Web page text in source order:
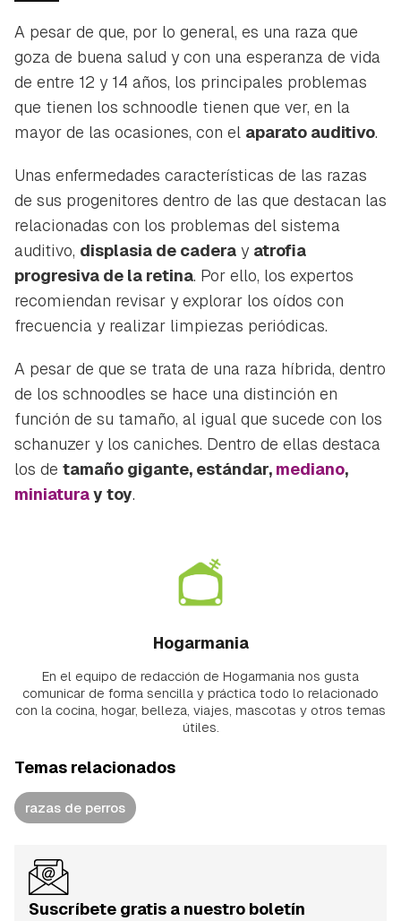
A pesar de que, por lo general, es una raza que
goza de buena salud y con una esperanza de vida
de entre 12 y 14 años, los principales problemas
que tienen los schnoodle tienen que ver, en la
mayor de las ocasiones, con el aparato auditivo.
Unas enfermedades características de las razas
de sus progenitores dentro de las que destacan las
relacionadas con los problemas del sistema
auditivo, displasia de cadera y atrofia
progresiva de la retina. Por ello, los expertos
recomiendan revisar y explorar los oídos con
frecuencia y realizar limpiezas periódicas.
A pesar de que se trata de una raza híbrida, dentro
de los schnoodles se hace una distinción en
función de su tamaño, al igual que sucede con los
schanuzer y los caniches. Dentro de ellas destaca
los de tamaño gigante, estándar, mediano,
miniaturay toy.
Hogarmania
En el equipo de redacción de Hogarmania nos gusta
comunicar de forma sencilla y práctica todo lo relacionado
con la cocina, hogar, belleza, viajes, mascotas y otros temas
útiles.
Temas relacionados
razas de perros
Suscríbete gratis a nuestro boletín